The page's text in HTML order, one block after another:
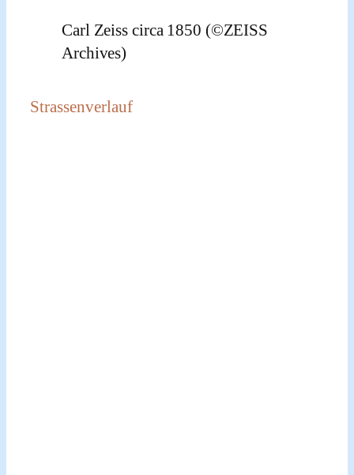
Carl Zeiss circa 1850 (©ZEISS
Archives)
Strassenverlauf